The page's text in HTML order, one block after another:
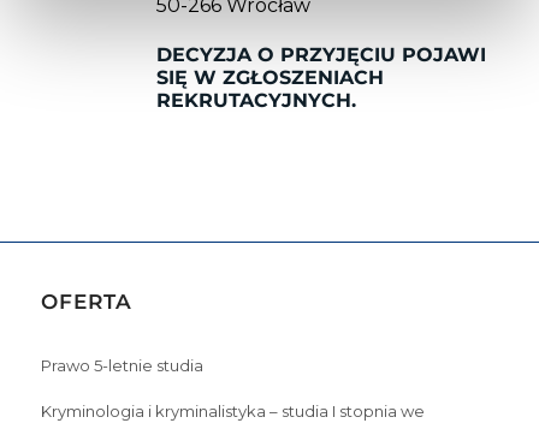
50-266 Wrocław
DECYZJA O PRZYJĘCIU POJAWI
SIĘ W ZGŁOSZENIACH
REKRUTACYJNYCH.
OFERTA
Prawo 5-letnie studia
Kryminologia i kryminalistyka – studia I stopnia we